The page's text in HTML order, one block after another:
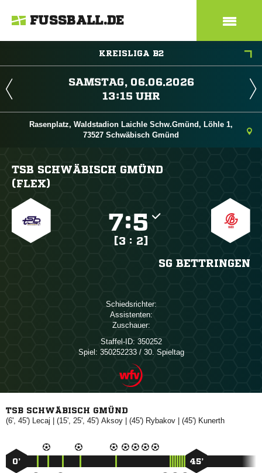
FUSSBALL.DE
KREISLIGA B2
 
 
Rasenplatz, Waldstadion Laichle Schw.Gmünd, Löhle 1,
73527 Schwäbisch Gmünd
TSB SCHWÄBISCH GMÜND
(FLEX)
:
[3 : 2]
SG BETTRINGEN
Schiedsrichter:
Assistenten:
Zuschauer:
Staffel-ID: 350252
Spiel: 350252233 / 30. Spieltag
TSB SCHWÄBISCH GMÜND
(6', 45')  | (15', 25', 45')  | (45')  | (45') 
0’ 45’